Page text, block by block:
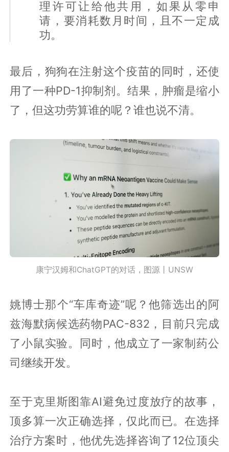
理许可让给他共用，如果从零申
请，要消耗数月时间，且不一定成
功。
最后，狗狗在注射这个疫苗的同时，还使
用了一种PD-1抑制剂。结果，肿瘤是缩小
了，但这功劳算谁的呢？谁也说不清。
康宁汉姆和ChatGPT的对话，图源丨UNSW
姚博士那个“车库奇迹”呢？他筛选出的阿
兹海默病候选药物PAC-832，目前只完成
了小鼠实验。同时，他成立了一家制药公
司继续开发。
至于克里斯图靠AI避免过度放疗的故事，
顶多算一次正确选择，仅此而已。在选择
治疗方案时，他优先选择咨询了12位顶尖